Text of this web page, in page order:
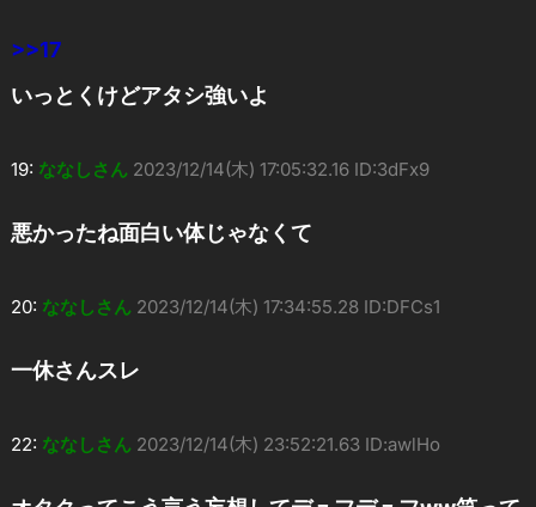
>>17
いっとくけどアタシ強いよ
19: ななしさん 2023/12/14(木) 17:05:32.16 ID:3dFx9
悪かったね面白い体じゃなくて
20: ななしさん 2023/12/14(木) 17:34:55.28 ID:DFCs1
一休さんスレ
22: ななしさん 2023/12/14(木) 23:52:21.63 ID:awlHo